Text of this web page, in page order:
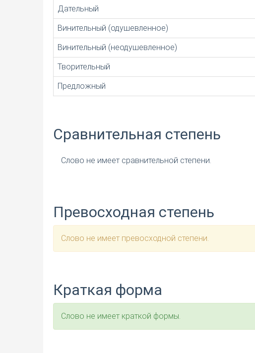
Дательный
Винительный (одушевленное)
Винительный (неодушевленное)
Творительный
Предложный
Сравнительная степень
Слово не имеет сравнительной степени.
Превосходная степень
Слово не имеет превосходной степени.
Краткая форма
Слово не имеет краткой формы.